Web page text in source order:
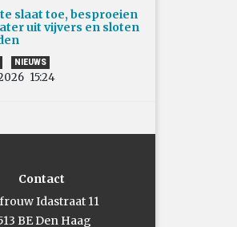
slaat toe, besproeien
uit vijvers en sloten
NIEUWS
15:24
Contact
Idastraat 11
BE Den Haag